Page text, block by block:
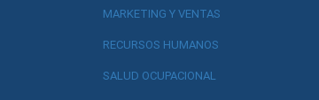
MARKETING Y VENTAS
RECURSOS HUMANOS
SALUD OCUPACIONAL